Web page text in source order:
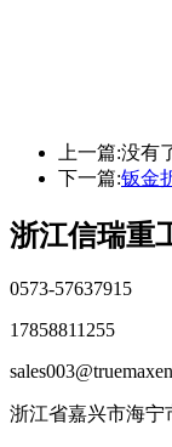
上一篇:没有
下一篇:钣金
浙江信瑞重
0573-57637915
17858811255
浙江省嘉兴市海宁